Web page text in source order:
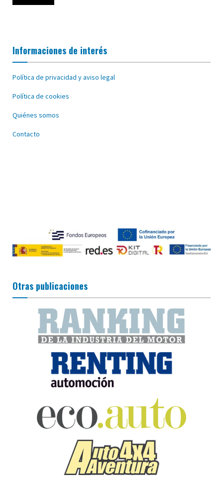
Informaciones de interés
Política de privacidad y aviso legal
Política de cookies
Quiénes somos
Contacto
Otras publicaciones